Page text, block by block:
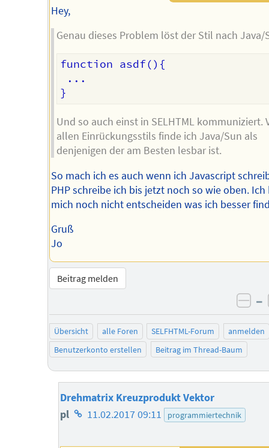
Hey,
Genau dieses Problem löst der Stil nach Java/
function asdf(){
...
Und so auch einst in SELHTML kommuniziert.
allen Einrückungsstils finde ich Java/Sun als
denjenigen der am Besten lesbar ist.
So mach ich es auch wenn ich Javascript
PHP schreibe ich bis jetzt noch so wie oben. Ich
mich noch nicht entscheiden was ich besser
Gruß
Jo
Beitrag melden
–
Übersicht alle Foren SELFHTML-Forum
anmelden
Benutzerkonto erstellen
Beitrag im Thread-Baum
Drehmatrix Kreuzprodukt Vektor
pl Homepage
11.02.2017 09:11 programmiertechnik